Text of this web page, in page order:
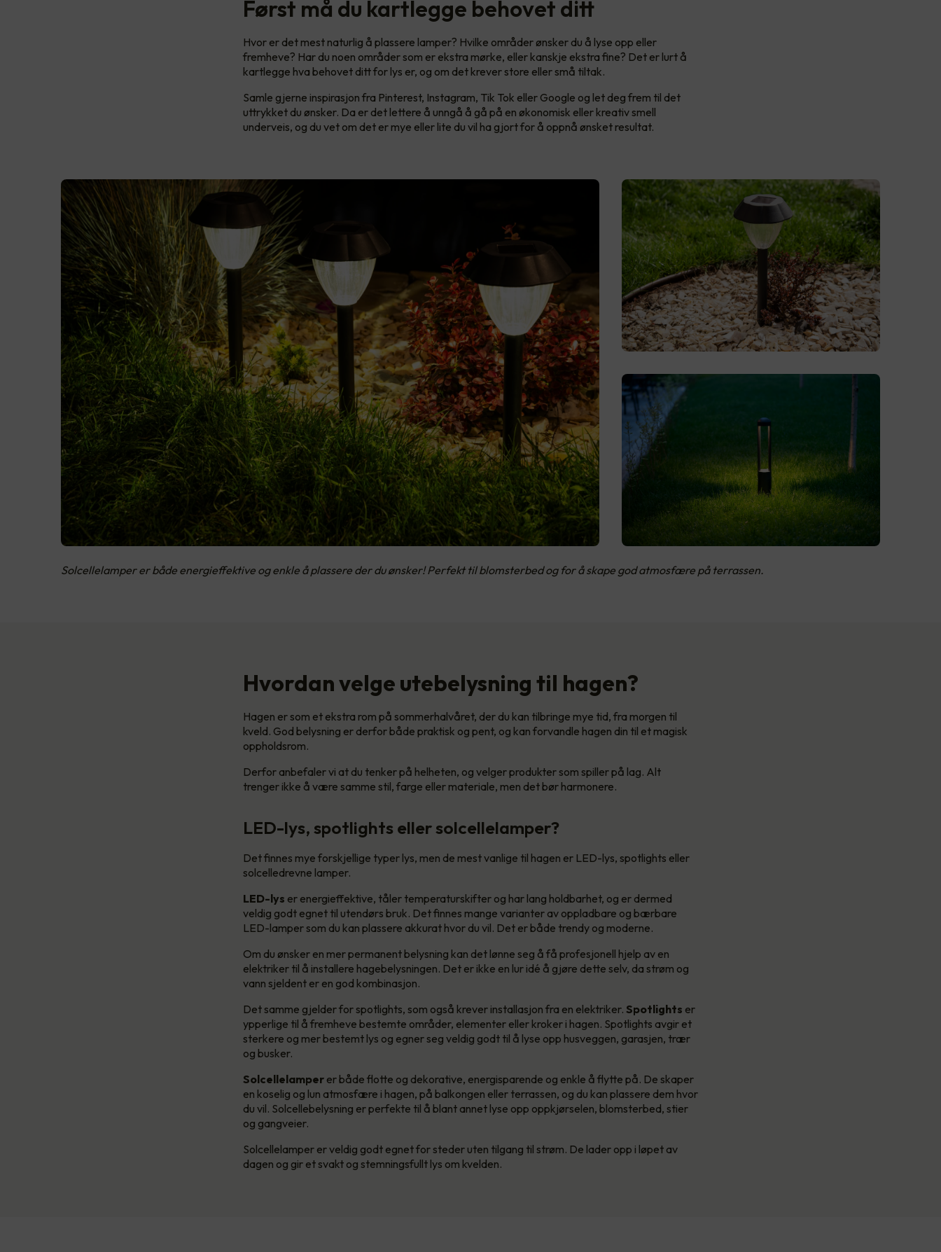
Først må du kartlegge behovet ditt
Hvor er det mest naturlig å plassere lamper? Hvilke områder ønsker du å lyse opp eller
fremheve? Har du noen områder som er ekstra mørke, eller kanskje ekstra fine? Det er lurt å
kartlegge hva behovet ditt for lys er, og om det krever store eller små tiltak.
Samle gjerne inspirasjon fra Pinterest, Instagram, Tik Tok eller Google og let deg frem til det
uttrykket du ønsker. Da er det lettere å unngå å gå på en økonomisk eller kreativ smell
underveis, og du vet om det er mye eller lite du vil ha gjort for å oppnå ønsket resultat.
Solcellelamper er både energieffektive og enkle å plassere der du ønsker! Perfekt til blomsterbed og for å skape god atmosfære på terrassen.
Hvordan velge utebelysning til hagen?
Hagen er som et ekstra rom på sommerhalvåret, der du kan tilbringe mye tid, fra morgen til
kveld. God belysning er derfor både praktisk og pent, og kan forvandle hagen din til et magisk
oppholdsrom.
Derfor anbefaler vi at du tenker på helheten, og velger produkter som spiller på lag. Alt
trenger ikke å være samme stil, farge eller materiale, men det bør harmonere.
LED-lys, spotlights eller solcellelamper?
Det finnes mye forskjellige typer lys, men de mest vanlige til hagen er LED-lys, spotlights eller
solcelledrevne lamper.
LED-lys er energieffektive, tåler temperaturskifter og har lang holdbarhet, og er dermed
veldig godt egnet til utendørs bruk. Det finnes mange varianter av oppladbare og bærbare
LED-lamper som du kan plassere akkurat hvor du vil. Det er både trendy og moderne.
Om du ønsker en mer permanent belysning kan det lønne seg å få profesjonell hjelp av en
elektriker til å installere hagebelysningen. Det er ikke en lur idé å gjøre dette selv, da strøm og
vann sjeldent er en god kombinasjon.
Det samme gjelder for spotlights, som også krever installasjon fra en elektriker. Spotlights er
ypperlige til å fremheve bestemte områder, elementer eller kroker i hagen. Spotlights avgir et
sterkere og mer bestemt lys og egner seg veldig godt til å lyse opp husveggen, garasjen, trær
og busker.
Solcellelamper er både flotte og dekorative, energisparende og enkle å flytte på. De skaper
en koselig og lun atmosfære i hagen, på balkongen eller terrassen, og du kan plassere dem hvor
du vil. Solcellebelysning er perfekte til å blant annet lyse opp oppkjørselen, blomsterbed, stier
og gangveier.
Solcellelamper er veldig godt egnet for steder uten tilgang til strøm. De lader opp i løpet av
dagen og gir et svakt og stemningsfullt lys om kvelden.